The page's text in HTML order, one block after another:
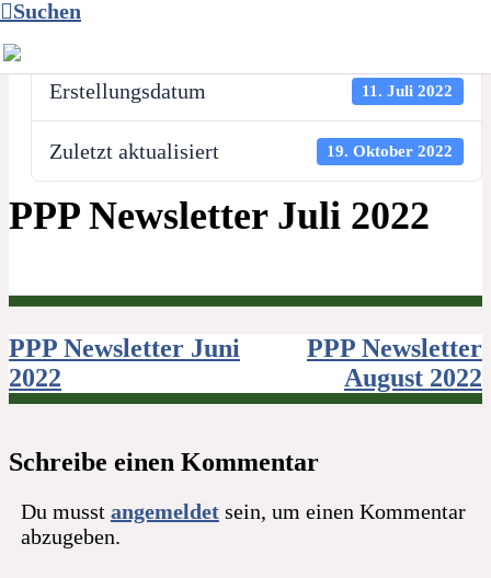
Suchen
Erstellungsdatum 11. Juli 2022
Zuletzt aktualisiert 19. Oktober 2022
PPP Newsletter Juli 2022
Beitragsnavigation
PPP Newsletter Juni
2022
PPP Newsletter
August 2022
Schreibe einen Kommentar
Du musst angemeldetsein, um einen Kommentar
abzugeben.